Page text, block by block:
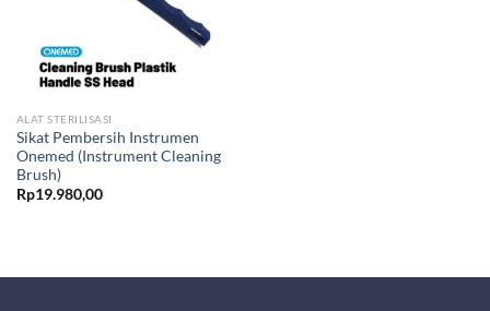
ALAT STERILISASI
Sikat Pembersih Instrumen
Onemed (Instrument Cleaning
Brush)
Rp19.980,00